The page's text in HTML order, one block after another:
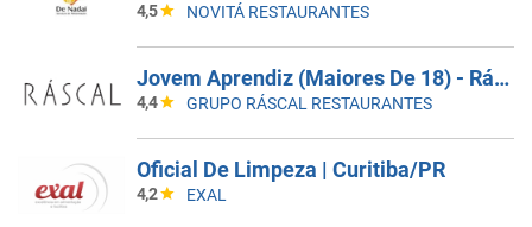
4,5 NOVITÁ RESTAURANTES
Jovem Aprendiz (Maiores De 18) - Ráscal Shop. Villa Lobos
4,4 GRUPO RÁSCAL RESTAURANTES
Oficial De Limpeza | Curitiba/PR
4,2 EXAL